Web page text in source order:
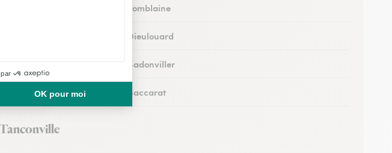
Fleuristes à Tomblaine
Fleuristes à Dieulouard
Fleuristes à Badonviller
Fleuristes à Baccarat